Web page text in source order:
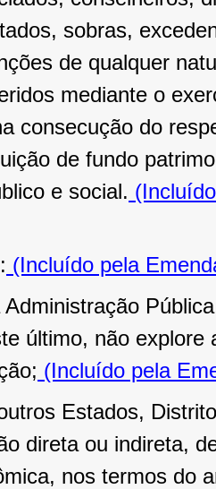
sobras,
de qualquer
mediante o
consecução do
de fundo
e social.
(Incluído pela
último, não
(Incluído pela
Estados,
direta ou indireta,
nos termos do